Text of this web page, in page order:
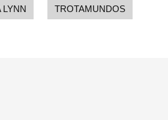
LYNN TROTAMUNDOS